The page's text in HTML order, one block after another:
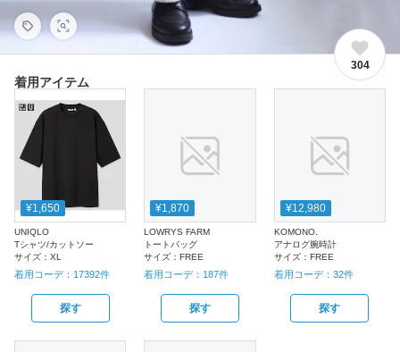
304
着用アイテム
¥1,650
UNIQLO
Tシャツ/カットソー
サイズ： XL
着用コーデ： 17392件
探す
¥1,870
LOWRYS FARM
トートバッグ
サイズ：FREE
着用コーデ： 187件
探す
¥12,980
KOMONO.
アナログ腕時計
サイズ： FREE
着用コーデ： 32件
探す